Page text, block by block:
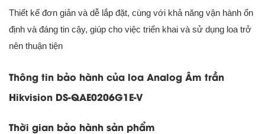
Thiết kế đơn giản và dễ lắp đặt, cùng với khả năng vận hành ổn
định và đáng tin cậy, giúp cho việc triển khai và sử dụng loa trở
nên thuận tiện
Thông tin bảo hành của loa Analog Âm trần
Hikvision DS-QAE0206G1E-V
Thời gian bảo hành sản phẩm